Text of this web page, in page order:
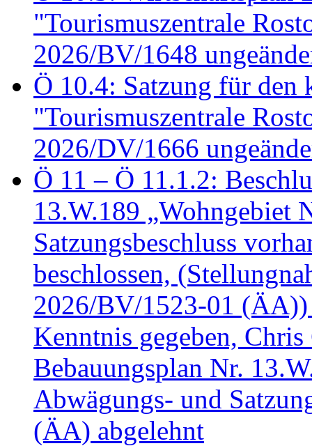
"Tourismuszentrale
2026/BV/1648
Ö 10.4: Satzung für den
"Tourismuszentrale
2026/DV/1666
Ö 11 – Ö 11.1.2:
13.W.189 „Wohngebiet
Satzungsbeschluss
beschlossen,
2026/BV/1523-01
Kenntnis gegeben,
Bebauungsplan Nr.
Abwägungs- und
(ÄA) abgelehnt